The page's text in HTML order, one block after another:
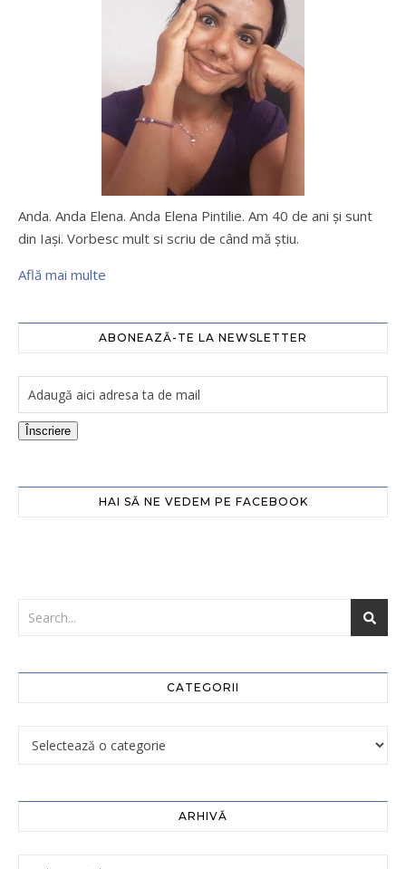
Anda. Anda Elena. Anda Elena Pintilie. Am 40 de ani şi sunt
din Iaşi. Vorbesc mult si scriu de când mă ştiu.
Află mai multe
ABONEAZĂ-TE LA NEWSLETTER
Înscriere
HAI SĂ NE VEDEM PE FACEBOOK
CATEGORII
ARHIVĂ